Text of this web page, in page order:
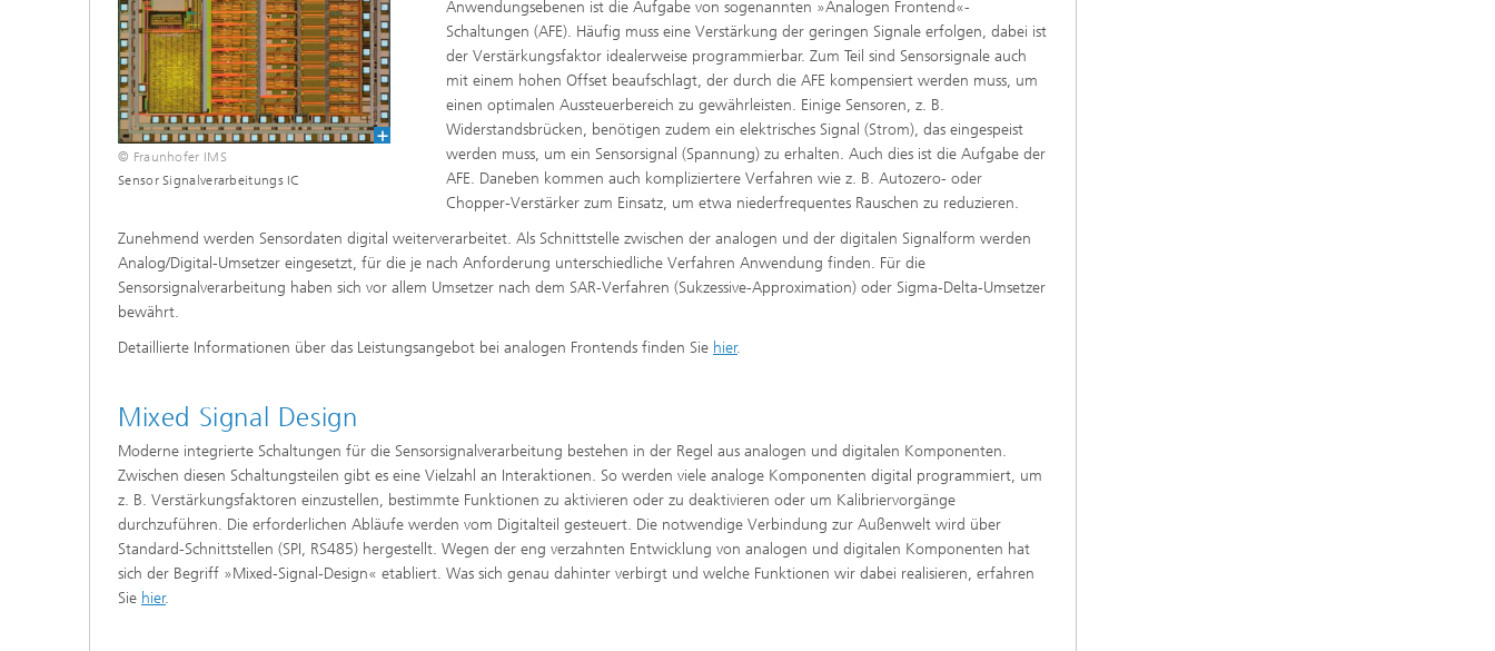
© Fraunhofer IMS
Sensor Signalverarbeitungs IC
Anwendungsebenen ist die Aufgabe von sogenannten »Analogen Frontend«-
Schaltungen (AFE). Häufig muss eine Verstärkung der geringen Signale erfolgen, dabei ist
der Verstärkungsfaktor idealerweise programmierbar. Zum Teil sind Sensorsignale auch
mit einem hohen Offset beaufschlagt, der durch die AFE kompensiert werden muss, um
einen optimalen Aussteuerbereich zu gewährleisten. Einige Sensoren, z. B.
Widerstandsbrücken, benötigen zudem ein elektrisches Signal (Strom), das eingespeist
werden muss, um ein Sensorsignal (Spannung) zu erhalten. Auch dies ist die Aufgabe der
AFE. Daneben kommen auch kompliziertere Verfahren wie z. B. Autozero- oder
Chopper-Verstärker zum Einsatz, um etwa niederfrequentes Rauschen zu reduzieren.
Zunehmend werden Sensordaten digital weiterverarbeitet. Als Schnittstelle zwischen der analogen und der digitalen Signalform werden
Analog/Digital-Umsetzer eingesetzt, für die je nach Anforderung unterschiedliche Verfahren Anwendung finden. Für die
Sensorsignalverarbeitung haben sich vor allem Umsetzer nach dem SAR-Verfahren (Sukzessive-Approximation) oder Sigma-Delta-Umsetzer
bewährt.
Detaillierte Informationen über das Leistungsangebot bei analogen Frontends finden Sie hier.
Mixed Signal Design
Moderne integrierte Schaltungen für die Sensorsignalverarbeitung bestehen in der Regel aus analogen und digitalen Komponenten.
Zwischen diesen Schaltungsteilen gibt es eine Vielzahl an Interaktionen. So werden viele analoge Komponenten digital programmiert, um
z. B. Verstärkungsfaktoren einzustellen, bestimmte Funktionen zu aktivieren oder zu deaktivieren oder um Kalibriervorgänge
durchzuführen. Die erforderlichen Abläufe werden vom Digitalteil gesteuert. Die notwendige Verbindung zur Außenwelt wird über
Standard-Schnittstellen (SPI, RS485) hergestellt. Wegen der eng verzahnten Entwicklung von analogen und digitalen Komponenten hat
sich der Begriff »Mixed-Signal-Design« etabliert. Was sich genau dahinter verbirgt und welche Funktionen wir dabei realisieren, erfahren
Sie hier.